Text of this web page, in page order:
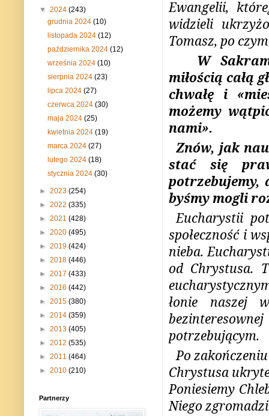
Ewangelii,
widzieli
Tomasz, po
W
miłością całą
chwałę i
możemy
nami».
Znów, jak
stać się
potrzebujemy,
byśmy mogli
Eucharystii
społeczność i
nieba.
od Chrystusa.
łonie naszej
potrzebującym.
Po
Chrystusa
Poniesiemy
Niego
▼ 2024 (243)
grudnia 2024(10)
listopada 2024(12)
października 2024(12)
września 2024(10)
sierpnia 2024(23)
lipca 2024(27)
czerwca 2024(30)
maja 2024(25)
kwietnia 2024(19)
marca 2024(27)
lutego 2024(18)
stycznia 2024(30)
► 2023 (254)
► 2022 (335)
► 2021 (428)
► 2020 (495)
► 2019 (424)
► 2018 (446)
► 2017 (433)
► 2016 (442)
► 2015 (380)
► 2014 (359)
► 2013 (405)
► 2012 (535)
► 2011 (464)
► 2010 (210)
Partnerzy